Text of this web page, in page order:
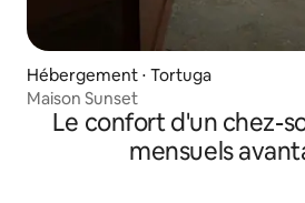
Hébergement ⋅ Tortuga
Maison Sunset
Le confort d'un chez-
mensuels